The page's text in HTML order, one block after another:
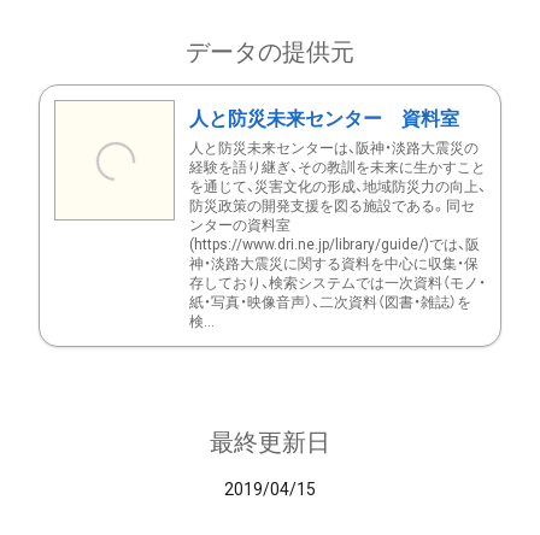
データの提供元
人と防災未来センター 資料室
人と防災未来センターは、阪神・淡路大震災の
経験を語り継ぎ、その教訓を未来に生かすこと
を通じて、災害文化の形成、地域防災力の向上、
防災政策の開発支援を図る施設である。同セ
ンターの資料室
(https://www.dri.ne.jp/library/guide/)では、阪
神・淡路大震災に関する資料を中心に収集・保
存しており、検索システムでは一次資料（モノ・
紙・写真・映像音声）、二次資料（図書・雑誌）を
検...
最終更新日
2019/04/15